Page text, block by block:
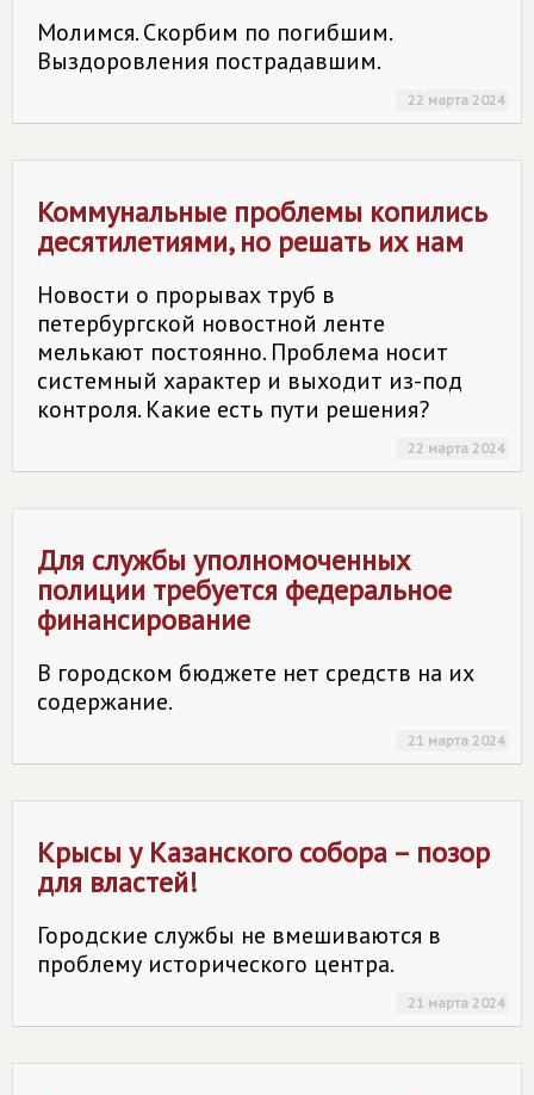
Молимся. Скорбим по погибшим.
Выздоровления пострадавшим.
22 марта 2024
Коммунальные проблемы копились
десятилетиями, но решать их нам
Новости о прорывах труб в
петербургской новостной ленте
мелькают постоянно. Проблема носит
системный характер и выходит из-под
контроля. Какие есть пути решения?
22 марта 2024
Для службы уполномоченных
полиции требуется федеральное
финансирование
В городском бюджете нет средств на их
содержание.
21 марта 2024
Крысы у Казанского собора – позор
для властей!
Городские службы не вмешиваются в
проблему исторического центра.
21 марта 2024